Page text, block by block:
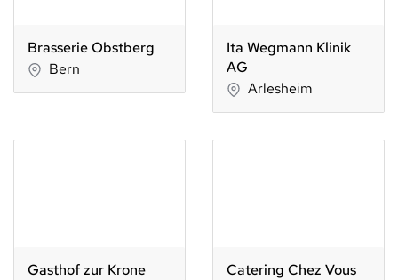
Brasserie Obstberg
Bern
Ita Wegmann Klinik
AG
Arlesheim
Gasthof zur Krone
Catering Chez Vous